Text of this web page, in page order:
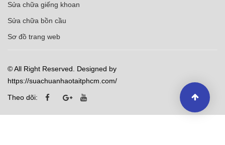
Sửa chữa giếng khoan
Sửa chữa bồn cầu
Sơ đồ trang web
© All Right Reserved. Designed by
https://suachuanhaotaitphcm.com/
Theo dõi: